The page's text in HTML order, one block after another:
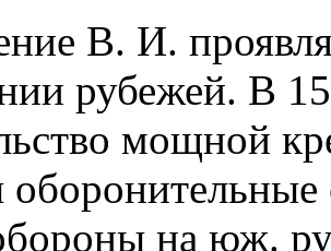
В. И.
рубежей. В
мощной
на юж.